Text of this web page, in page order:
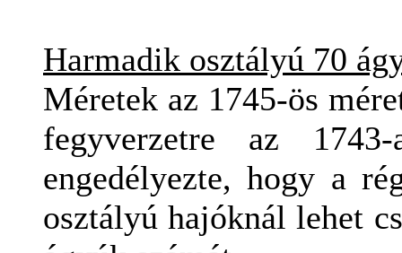
Harmadik osztályú 70
Méretek az 1745-ös
fegyverzetre az
engedélyezte, hogy a
osztályú hajóknál lehet